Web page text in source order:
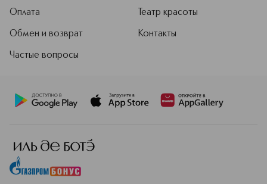
Оплата
Обмен и возврат
Частые вопросы
Театр красоты
Контакты